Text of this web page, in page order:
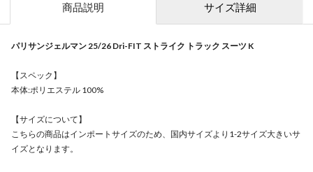
商品説明 サイズ詳細
パリサンジェルマン 25/26 Dri-FIT ストライク トラック スーツ K
【スペック】
本体:ポリエステル 100%
【サイズについて】
こちらの商品はインポートサイズのため、国内サイズより1-2サイズ大きいサ
イズとなります。